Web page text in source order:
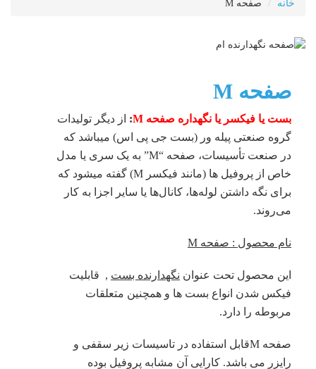
خانه صفحه M
صفحه M
بست یا فیکسر یا نگهداره صفحه M : از دیگر تولیدات
گروه صنعتی پیله ور (بست جی پی اس) میباشد که
در صنعت تأسیسات، صفحه “M” به یک سری یا مدل
خاص از پروفیل ها (مانند فیکسر M) گفته میشود که
برای نگه داشتن لوله‌ها، کانال‌ها یا سایر اجزا به کار
می‌روند.
نام محصول : صفحه M
این محصول تحت عنوان نگهدارنده بست , قابلیت
فیکس شدن انواع بست ها و همچنین متعلقات
مربوطه را دارد.
صفحه Mقابل استفاده در تاسیسات زیر سقفی و
رایزر می باشد. کارایی آن مشابه پروفیل بوده